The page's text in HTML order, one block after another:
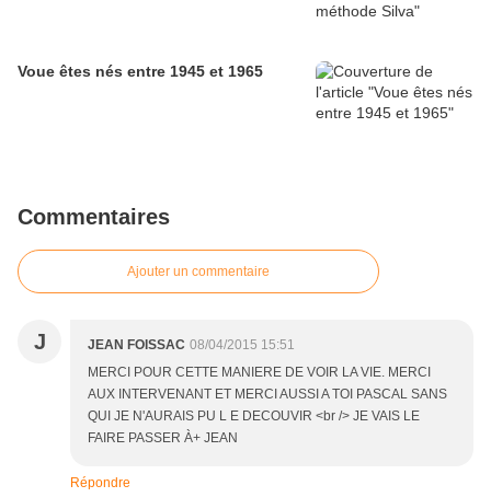
Voue êtes nés entre 1945 et 1965
Commentaires
Ajouter un commentaire
J JEAN FOISSAC 08/04/2015 15:51
MERCI POUR CETTE MANIERE DE VOIR LA VIE. MERCI
AUX INTERVENANT ET MERCI AUSSI A TOI PASCAL SANS
QUI JE N'AURAIS PU L E DECOUVIR <br /> JE VAIS LE
FAIRE PASSER À+ JEAN
Répondre